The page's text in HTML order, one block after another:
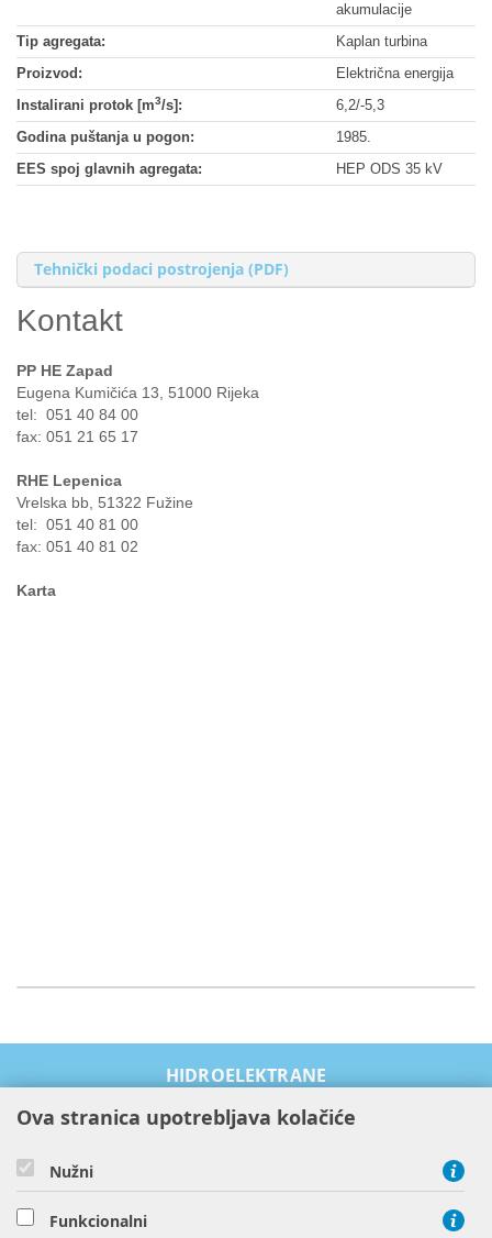
akumulacije
Tip agregata:
Kaplan turbina
Proizvod:
Električna energija
Instalirani protok [m3/s]:
6,2/-5,3
Godina puštanja u pogon:
1985.
EES spoj glavnih agregata:
HEP ODS 35 kV
Tehnički podaci postrojenja (PDF)
Kontakt
PP HE Zapad
Eugena Kumičića 13, 51000 Rijeka
tel: 051 40 84 00
fax: 051 21 65 17
RHE Lepenica
Vrelska bb, 51322 Fužine
tel: 051 40 81 00
fax: 051 40 81 02
Karta
HIDROELEKTRANE
TERMOELEKTRANE
Ova stranica upotrebljava kolačiće
Nužni
Funkcionalni